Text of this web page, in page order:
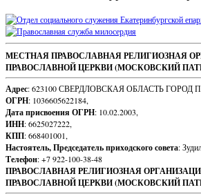
Sidebar
Footer
Content
МЕСТНАЯ ПРАВОСЛАВНАЯ РЕЛИГИОЗНАЯ
ПРАВОСЛАВНОЙ ЦЕРКВИ (МОСКОВСКИЙ
Адрес: 623100 СВЕРДЛОВСКАЯ ОБЛАСТЬ
ОГРН: 1036605622184,
Дата присвоения ОГРН: 10.02.2003,
ИНН: 6625027222,
КПП: 668401001,
Настоятель, Председатель приходского совета:
Телефон: +7 922-100-38-48
ПРАВОСЛАВНАЯ РЕЛИГИОЗНАЯ
ПРАВОСЛАВНОЙ ЦЕРКВИ (МОСКОВСКИЙ